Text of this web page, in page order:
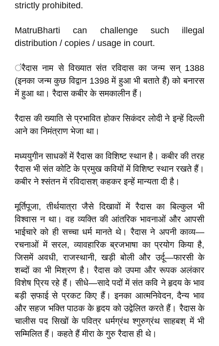
strictly prohibited.
MatruBharti can challenge such illegal
distribution / copies / usage in court.
ंरैदास नाम से विख्यात संत रविदास का जन्म सन्‌ 1388
(इनका जन्म कुछ विद्वान 1398 में हुआ भी बताते हैं) को बनारस
में हुआ था। रैदास कबीर के समकालीन हैं।
रैदास की ख्याति से प्रभावित होकर सिकंदर लोदी ने इन्हें दिल्ली
आने का निमंत्राण भेजा था।
मध्ययुगीन साधकों में रैदास का विशिष्ट स्थान है। कबीर की तरह
रैदास भी संत कोटि के प्रमुख कवियों में विशिष्ट स्थान रखते हैं।
कबीर ने श्संतन में रविदासश् कहकर इन्हें मान्यता दी है।
मूर्तिपूजा, तीर्थयात्रा जैसे दिखावों में रैदास का बिल्कुल भी
विश्वास न था। वह व्यक्ति की आंतरिक भावनाओं और आपसी
भाईचारे को ही सच्चा धर्म मानते थे। रैदास ने अपनी काव्य—
रचनाओं में सरल, व्यावहारिक ब्रजभाषा का प्रयोग किया है,
जिसमें अवधी, राजस्थानी, खड़ी बोली और उर्दू—फारसी के
शब्दों का भी मिश्रण है। रैदास को उपमा और रूपक अलंकार
विशेष प्रिय रहे हैं। सीधे—सादे पदों में संत कवि ने हृदय के भाव
बड़ी स़फाई से प्रकट किए हैं। इनका आत्मनिवेदन, दैन्य भाव
और सहज भक्ति पाठक के हृदय को उद्वेलित करते हैं। रैदास के
चालीस पद सिखों के पवित्र धर्मग्रंथ श्गुरुग्रंथ साहबश् में भी
सम्मिलित हैं। कहते हैं मीरा के गुरु रैदास ही थे।